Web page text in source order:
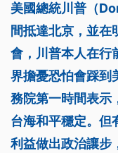
美國總統川普（
間抵達北京，並在
會，川普本人在行
界擔憂恐怕會踩到
務院第一時間表示
台海和平穩定。但
利益做出政治讓步